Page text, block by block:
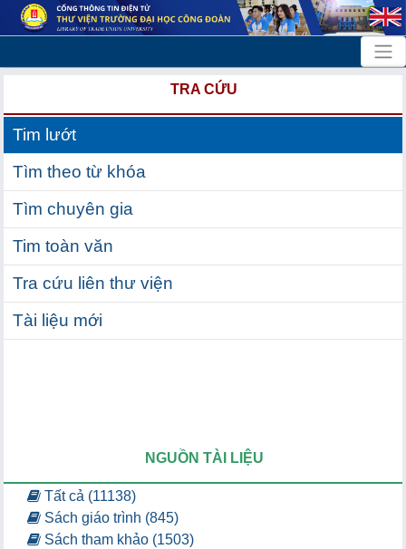
TRA CỨU
Tim lướt
Tìm theo từ khóa
Tìm chuyên gia
Tim toàn văn
Tra cứu liên thư viện
Tài liệu mới
NGUỒN TÀI LIỆU
Tất cả (11138)
Sách giáo trình (845)
Sách tham khảo (1503)